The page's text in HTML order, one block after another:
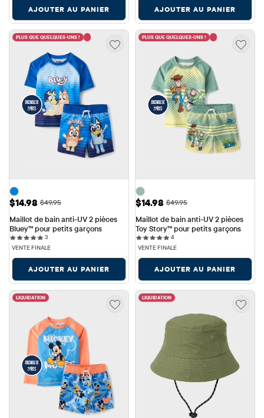
AJOUTER AU PANIER AJOUTER AU PANIER
PLUS QUE QUELQUES-UNS !
Prix ​​de vente: $14.98
$14.98 Prix ​​d'origine: $49.95
$49.95
Maillot de bain anti-UV 2 pièces
Bluey™ pour petits garçons
33 reviews
VENTE FINALE
AJOUTER AU PANIER
PLUS QUE QUELQUES-UNS !
Prix ​​de vente: $14.98
$14.98 Prix ​​d'origine: $49.95
$49.95
Maillot de bain anti-UV 2 pièces
Toy Story™ pour petits garçons
44 reviews
VENTE FINALE
AJOUTER AU PANIER
LIQUIDATION LIQUIDATION